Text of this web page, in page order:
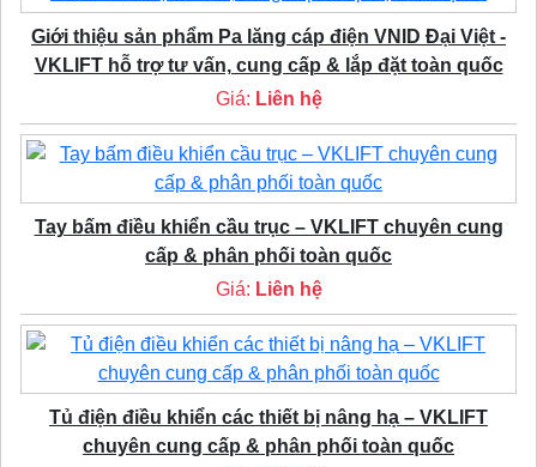
Giới thiệu sản phẩm Pa lăng cáp điện VNID Đại Việt -
VKLIFT hỗ trợ tư vấn, cung cấp & lắp đặt toàn quốc
Giá: Liên hệ
Tay bấm điều khiển cầu trục – VKLIFT chuyên cung
cấp & phân phối toàn quốc
Giá: Liên hệ
Tủ điện điều khiển các thiết bị nâng hạ – VKLIFT
chuyên cung cấp & phân phối toàn quốc